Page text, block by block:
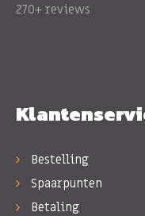
270+ reviews
Bestelling
Spaarpunten
Betaling